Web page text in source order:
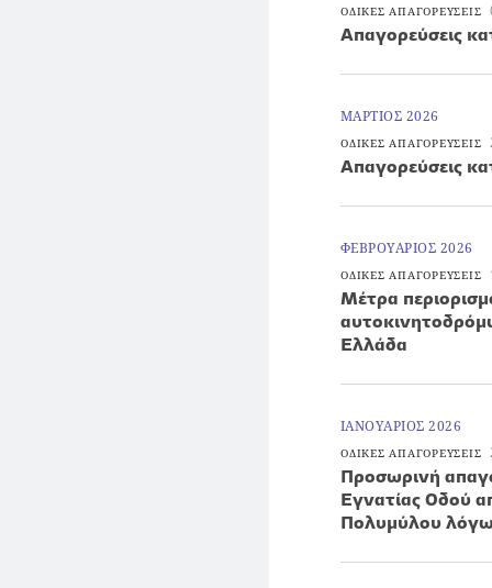
ΟΔΙΚΕΣ ΑΠΑΓΟΡΕΥΣΕΙΣ
Απαγορεύσεις
ΜΑΡΤΙΟΣ 2026
ΟΔΙΚΕΣ ΑΠΑΓΟΡΕΥΣΕΙΣ
Απαγορεύσεις
ΦΕΒΡΟΥΑΡΙΟΣ 2026
ΟΔΙΚΕΣ ΑΠΑΓΟΡΕΥΣΕΙΣ
Μέτρα
Ελλάδα
ΙΑΝΟΥΑΡΙΟΣ 2026
ΟΔΙΚΕΣ ΑΠΑΓΟΡΕΥΣΕΙΣ
Προσωρινή
Εγνατίας Οδού
Πολυμύλου